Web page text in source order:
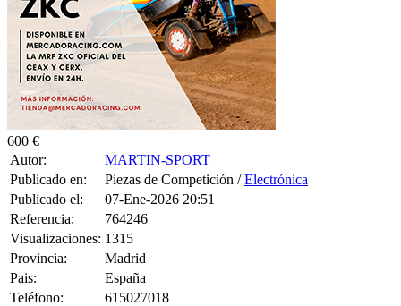
600 €
Autor:
MARTIN-SPORT
Publicado en:
Piezas de Competición /Electrónica
Publicado el:
07-Ene-2026 20:51
Referencia:
764246
Visualizaciones: 1315
Provincia:
Madrid
Pais:
España
Teléfono:
615027018